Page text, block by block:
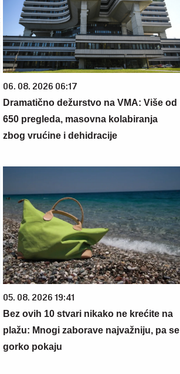
06. 08. 2026 06:17
Dramatično dežurstvo na VMA: Više od
650 pregleda, masovna kolabiranja
zbog vrućine i dehidracije
05. 08. 2026 19:41
Bez ovih 10 stvari nikako ne krećite na
plažu: Mnogi zaborave najvažniju, pa se
gorko pokaju